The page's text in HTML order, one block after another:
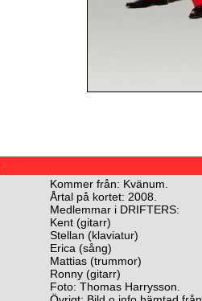
Kommer från: Kvänum.
Årtal på kortet: 2008.
Medlemmar i DRIFTERS:
Kent (gitarr)
Stellan (klaviatur)
Erica (sång)
Mattias (trummor)
Ronny (gitarr)
Foto: Thomas Harrysson.